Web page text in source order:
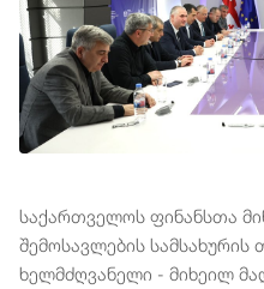
საქართველოს ფინანსთა
შემოსავლების
ხელმძღვანელი - მიხეილ